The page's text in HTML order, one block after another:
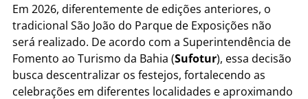
Em 2026, diferentemente de edições anteriores, o
tradicional São João do Parque de Exposições não
será realizado. De acordo com a Superintendência de
Fomento ao Turismo da Bahia (Sufotur), essa decisão
busca descentralizar os festejos, fortalecendo as
celebrações em diferentes localidades e aproximando